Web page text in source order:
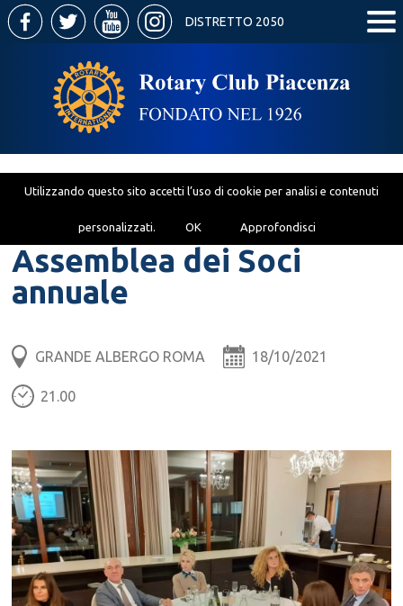
Utilizzando questo sito accetti l’uso di cookie per analisi e contenuti
personalizzati. OK Approfondisci
Assemblea dei Soci
annuale
GRANDE ALBERGO ROMA 18/10/2021
21.00
DISTRETTO 2050